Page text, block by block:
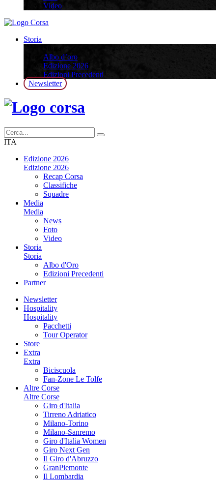
Video
Storia
Albo d’oro
Edizione 2026
Edizioni Precedenti
Newsletter
ITA
Edizione 2026
Edizione 2026
Recap Corsa
Classifiche
Squadre
Media
Media
News
Foto
Video
Storia
Storia
Albo d'Oro
Edizioni Precedenti
Partner
Newsletter
Hospitality
Hospitality
Pacchetti
Tour Operator
Store
Extra
Extra
Biciscuola
Fan-Zone Le Tolfe
Altre Corse
Altre Corse
Giro d'Italia
Tirreno Adriatico
Milano-Torino
Milano-Sanremo
Giro d'Italia Women
Giro Next Gen
Il Giro d'Abruzzo
GranPiemonte
Il Lombardia